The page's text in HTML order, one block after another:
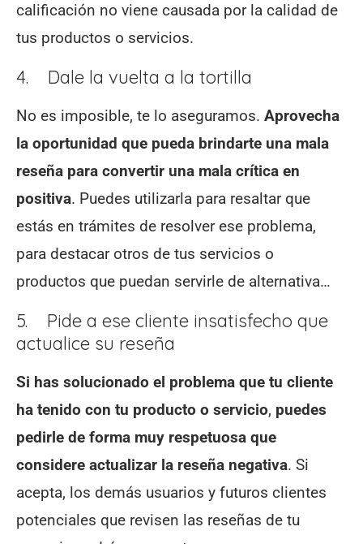
calificación no viene causada por la calidad de
tus productos o servicios.
4. Dale la vuelta a la tortilla
No es imposible, te lo aseguramos. Aprovecha
la oportunidad que pueda brindarte una mala
reseña para convertir una mala crítica en
positiva. Puedes utilizarla para resaltar que
estás en trámites de resolver ese problema,
para destacar otros de tus servicios o
productos que puedan servirle de alternativa…
5. Pide a ese cliente insatisfecho que
actualice su reseña
Si has solucionado el problema que tu cliente
ha tenido con tu producto o servicio, puedes
pedirle de forma muy respetuosa que
considere actualizar la reseña negativa. Si
acepta, los demás usuarios y futuros clientes
potenciales que revisen las reseñas de tu